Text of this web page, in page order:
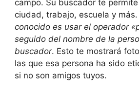
campo. Su buscador te
ciudad, trabajo, escuela y más.
conocido es usar el operador
seguido del nombre de la
buscador. Esto te mostrará
las que esa persona ha sido
si no son amigos tuyos.